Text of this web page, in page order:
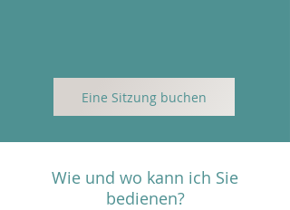
Eine Sitzung buchen
Wie und wo kann ich Sie
bedienen?